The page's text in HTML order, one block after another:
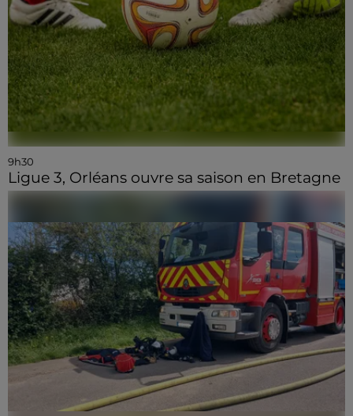
9h30
Ligue 3, Orléans ouvre sa saison en Bretagne